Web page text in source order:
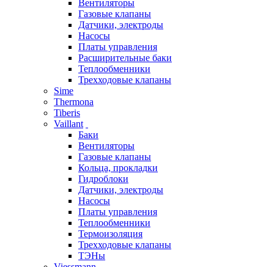
Вентиляторы
Газовые клапаны
Датчики, электроды
Насосы
Платы управления
Расширительные баки
Теплообменники
Трехходовые клапаны
Sime
Thermona
Tiberis
Vaillant
Баки
Вентиляторы
Газовые клапаны
Кольца, прокладки
Гидроблоки
Датчики, электроды
Насосы
Платы управления
Теплообменники
Термоизоляция
Трехходовые клапаны
ТЭНы